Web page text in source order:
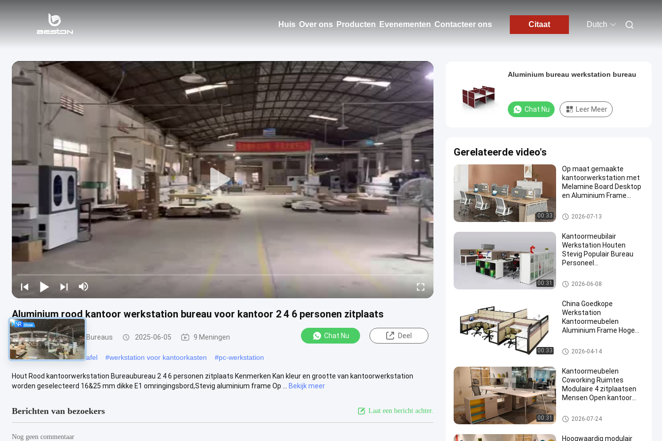
Huis Over ons Producten Evenementen Contacteer ons Citaat Dutch
Aluminium rood kantoor werkstation bureau voor kantoor 2 4 6 personen zitplaats
Bureau Werkstation Bureaus 2025-06-05 9 Meningen Chat Nu Deel
#Modulaire werkstationtafel #werkstation voor kantoorkasten #pc-werkstation
Hout Rood kantoorwerkstation Bureaubureau 2 4 6 personen zitplaats Kenmerken Kan kleur en grootte van kantoorwerkstation
worden geselecteerd 16&25 mm dikke E1 omringingsbord,Stevig aluminium frame Op ...
Bekijk meer
Berichten van bezoekers Laat een bericht achter.
Nog geen commentaar
Aluminium bureau werkstation bureau
Chat Nu Leer Meer
Gerelateerde video's
00:33
Op maat gemaakte
kantoorwerkstation met
Melamine Board Desktop
en Aluminium Frame
Bureau Werkstation Bureaus
2026-07-13
00:31
Kantoormeubilair
Werkstation Houten
Stevig Populair Bureau
Personeel
Bureau Werkstation Bureaus
2026-06-08
00:33
China Goedkope
Werkstation
Kantoormeubelen
Aluminium Frame Hoge
Modulaire Kantoortafel
Bureau Werkstation Bureaus
2026-04-14
00:31
Kantoormeubelen
Coworking Ruimtes
Modulaire 4 zitplaatsen
Mensen Open kantoor
Bureau Werkstation Bureaus
2026-07-24
Hoogwaardig modulair